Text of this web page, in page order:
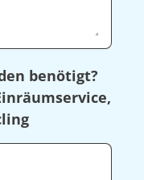
benötigt?